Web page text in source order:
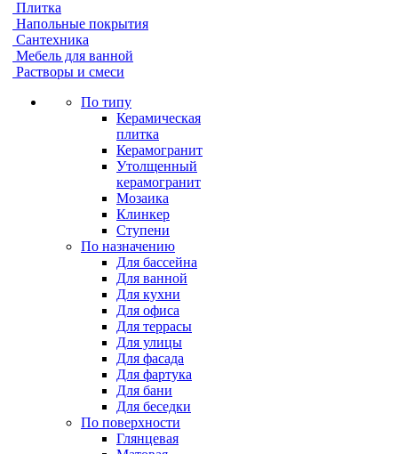
Плитка
Напольные покрытия
Сантехника
Мебель для ванной
Растворы и смеси
По типу
Керамическая
плитка
Керамогранит
Утолщенный
керамогранит
Мозаика
Клинкер
Ступени
По назначению
Для бассейна
Для ванной
Для кухни
Для офиса
Для террасы
Для улицы
Для фасада
Для фартука
Для бани
Для беседки
По поверхности
Глянцевая